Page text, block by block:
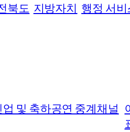
북도 지방자치 행정 서비
및 축하공연 중계채널